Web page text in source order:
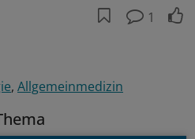
1
Allgemeinmedizin